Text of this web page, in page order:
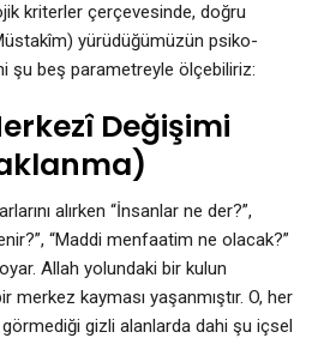
kriterler çerçevesinde, doğru
yürüdüğümüzün psiko-
şu beş parametreyle ölçebiliriz:
Değişimi
alırken “İnsanlar ne der?”,
“Maddi menfaatim ne olacak?”
Allah yolundaki bir kulun
merkez kayması yaşanmıştır. O, her
gizli alanlarda dahi şu içsel